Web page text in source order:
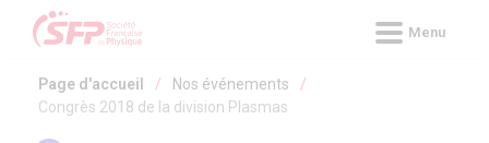
Panneau de gestion des cookies
Menu
Page d'accueil / Nos événements
/
Congrès 2018 de la division Plasmas